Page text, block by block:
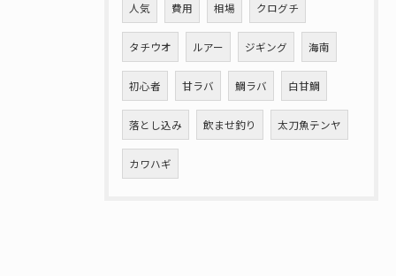
人気 費用 相場 クログチ
タチウオ ルアー ジギング 海南
初心者 甘ラバ 鯛ラバ 白甘鯛
落とし込み 飲ませ釣り 太刀魚テンヤ
カワハギ